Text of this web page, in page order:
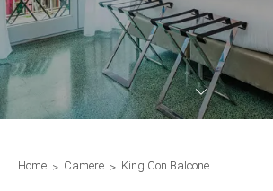
Home Camere King Con Balcone